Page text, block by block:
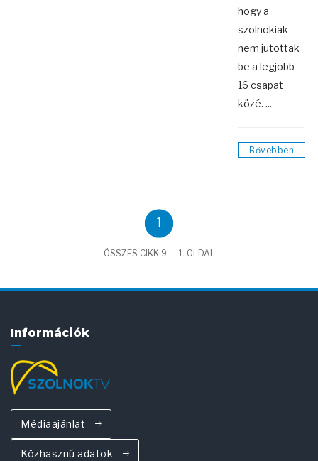
hogy a
szolnokiak
nem jutottak
be a legjobb
16 csapat
közé. ...
Bővebben
1
ÖSSZES CIKK 9 — 1. OLDAL
Információk
Médiaajánlat
Közhasznú adatok